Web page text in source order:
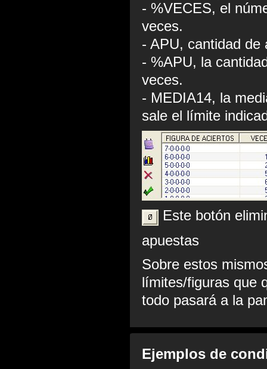
- %VECES, el
veces.
- APU, cantidad de
- %APU, la
veces.
- MEDIA14, la
sale el límite
Este botón
apuestas
Sobre estos
límites/figuras que
todo pasará a la
Ejemplos de